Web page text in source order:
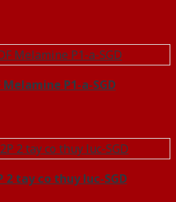
Melamine P1-a-SGD
2 tay co thuy luc-SGD